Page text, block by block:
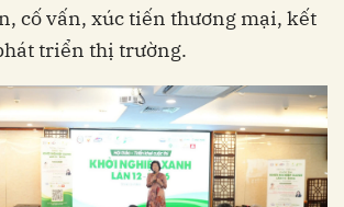
cố vấn, xúc tiến thương mại, kết
triển thị trường.